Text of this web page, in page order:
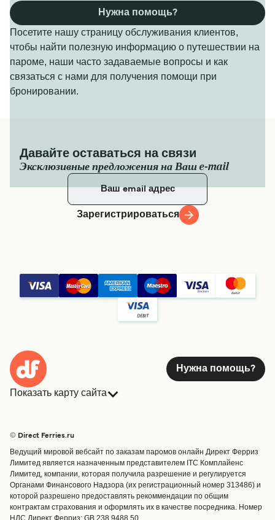
Посетите нашу страницу обслуживания клиентов,
чтобы найти полезную информацию о путешествии на
пароме, наши часто задаваемые вопросы и как
связаться с нами для получения помощи при
бронировании.
Нужна помощь?
Давайте оставаться на связи
Эксклюзивные предложения на Ваш e-mail
Зарегистрироваться
Нужна помощь?
Показать карту сайта
Страны
Обслуживание клиентов
Операторы
Маршруты и порты
Special Offers
Предлагает
Грузоперевозки
© Direct Ferries.ru
Ведущий мировой вебсайт по заказам паромов онлайн Директ Ферриз
Лимитед является назначенным представителем ITC Комплайенс
Лимитед, компании, которая получила разрешение и регулируется
Органами Финансового Надзора (их регистрационный номер 313486) и
которой разрешено предоставлять рекоммендации по общим
контрактам страхования и оформлять их в качестве посредника. Номер
НДС Директ Ферриз: GB 238 9488 50